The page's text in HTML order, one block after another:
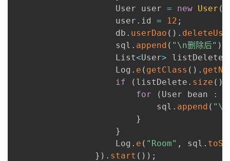
                    User user
= new User (
                    user
. id = 12 ;
                    db
. userDao ( ) .
                    sql
. append ( "\n删除后" )
                    List
<User> listDelete
                    Log
. e ( getClass ( ) .
if
( listDelete . size ( )
for
( User bean :
                            sql
. append (
}
}
                    Log
. e ( "Room" , sql .
} ) . start ( ) ) ;